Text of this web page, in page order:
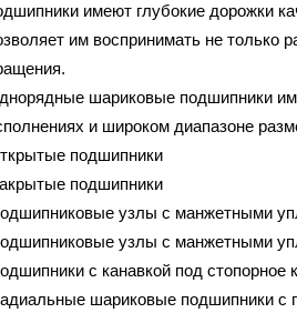
имеют глубокие дорожки
им воспринимать не только
шариковые подшипники
и широком диапазоне
подшипники
подшипники
узлы с манжетными
узлы с манжетными
с канавкой под стопорное
шариковые подшипники с